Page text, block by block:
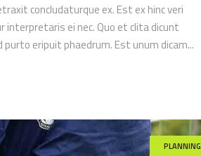
concludaturque ex. Est ex hinc veri
interpretaris ei nec. Quo et clita dicunt
eripuit phaedrum. Est unum dicam...
PLANNING